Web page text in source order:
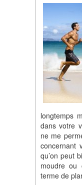
longtemps
dans votre
ne me
concernant
qu’on peut
moudre ou
terme de